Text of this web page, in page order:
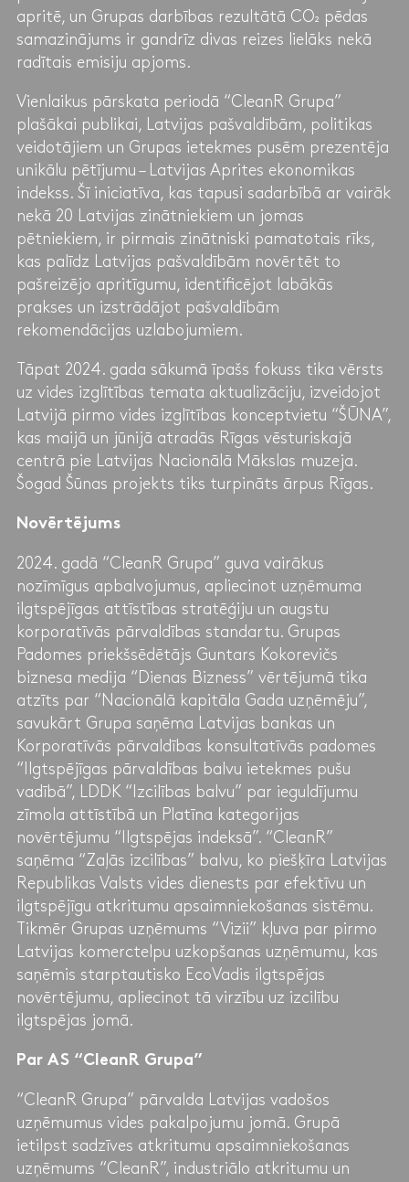
apritē, un Grupas darbības rezultātā CO₂ pēdas
samazinājums ir gandrīz divas reizes lielāks nekā
radītais emisiju apjoms.
Vienlaikus pārskata periodā “CleanR Grupa”
plašākai publikai, Latvijas pašvaldībām, politikas
veidotājiem un Grupas ietekmes pusēm prezentēja
unikālu pētījumu – Latvijas Aprites ekonomikas
indekss. Šī iniciatīva, kas tapusi sadarbībā ar vairāk
nekā 20 Latvijas zinātniekiem un jomas
pētniekiem, ir pirmais zinātniski pamatotais rīks,
kas palīdz Latvijas pašvaldībām novērtēt to
pašreizējo apritīgumu, identificējot labākās
prakses un izstrādājot pašvaldībām
rekomendācijas uzlabojumiem.
Tāpat 2024. gada sākumā īpašs fokuss tika vērsts
uz vides izglītības temata aktualizāciju, izveidojot
Latvijā pirmo vides izglītības konceptvietu “ŠŪNA”,
kas maijā un jūnijā atradās Rīgas vēsturiskajā
centrā pie Latvijas Nacionālā Mākslas muzeja.
Šogad Šūnas projekts tiks turpināts ārpus Rīgas.
Novērtējums
2024. gadā “CleanR Grupa” guva vairākus
nozīmīgus apbalvojumus, apliecinot uzņēmuma
ilgtspējīgas attīstības stratēģiju un augstu
korporatīvās pārvaldības standartu. Grupas
Padomes priekšsēdētājs Guntars Kokorevičs
biznesa medija “Dienas Bizness” vērtējumā tika
atzīts par “Nacionālā kapitāla Gada uzņēmēju”,
savukārt Grupa saņēma Latvijas bankas un
Korporatīvās pārvaldības konsultatīvās padomes
“Ilgtspējīgas pārvaldības balvu ietekmes pušu
vadībā”, LDDK “Izcilības balvu” par ieguldījumu
zīmola attīstībā un Platīna kategorijas
novērtējumu “Ilgtspējas indeksā”. “CleanR”
saņēma “Zaļās izcilības” balvu, ko piešķīra Latvijas
Republikas Valsts vides dienests par efektīvu un
ilgtspējīgu atkritumu apsaimniekošanas sistēmu.
Tikmēr Grupas uzņēmums “Vizii” kļuva par pirmo
Latvijas komerctelpu uzkopšanas uzņēmumu, kas
saņēmis starptautisko EcoVadis ilgtspējas
novērtējumu, apliecinot tā virzību uz izcilību
ilgtspējas jomā.
Par AS “CleanR Grupa”
“CleanR Grupa” pārvalda Latvijas vadošos
uzņēmumus vides pakalpojumu jomā. Grupā
ietilpst sadzīves atkritumu apsaimniekošanas
uzņēmums “CleanR”, industriālo atkritumu un